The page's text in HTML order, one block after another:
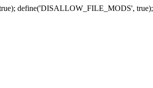
define('DISALLOW_FILE_MODS', true);